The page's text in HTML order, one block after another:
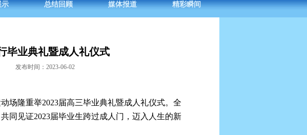
示 总结回顾 媒体报道 精彩瞬间
业典礼暨成人礼仪式
发布时间：2023-06-02
场隆重举2023届高三毕业典礼暨成人礼仪式。全
同见证2023届毕业生跨过成人门，迈入人生的新